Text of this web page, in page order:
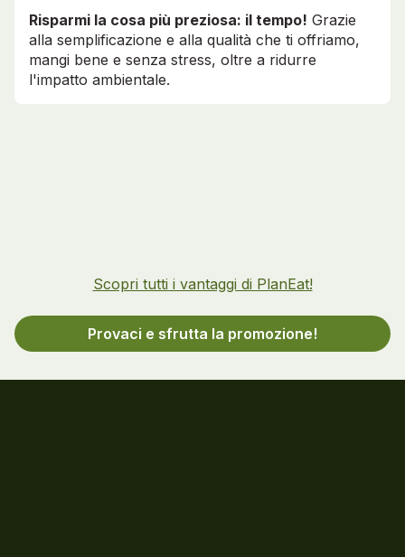
Risparmi la cosa più preziosa: il tempo! Grazie
alla semplificazione e alla qualità che ti offriamo,
mangi bene e senza stress, oltre a ridurre
l'impatto ambientale.
Scopri tutti i vantaggi di PlanEat!
Provaci e sfrutta la promozione!